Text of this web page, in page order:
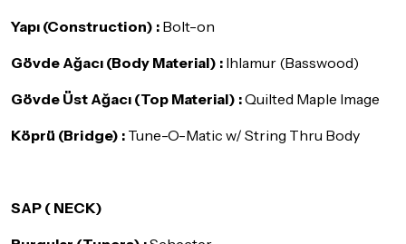
Yapı (Construction) : Bolt-on
Gövde Ağacı (Body Material) : Ihlamur (Basswood)
Gövde Üst Ağacı (Top Material) :Quilted Maple Image
Köprü (Bridge) : Tune-O-Matic w/ String Thru Body
SAP ( NECK)